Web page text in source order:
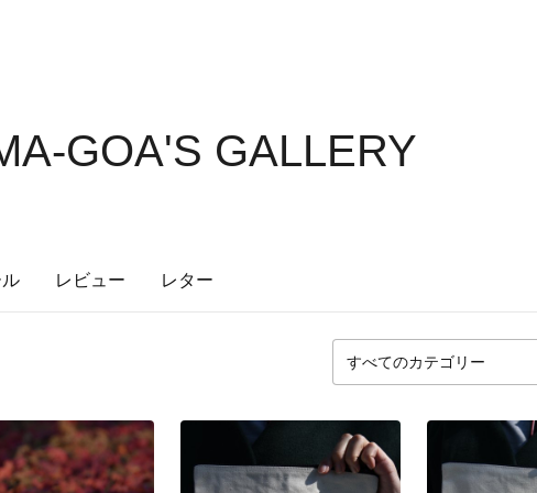
GOA'S GALLERY
レビュー レター